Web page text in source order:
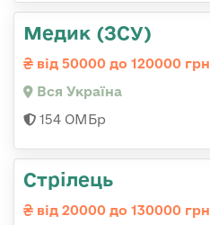
Медик (ЗСУ)
від 50000 до 120000 грн
Вся Україна
154 ОМБр
Стрілець
від 20000 до 130000 грн